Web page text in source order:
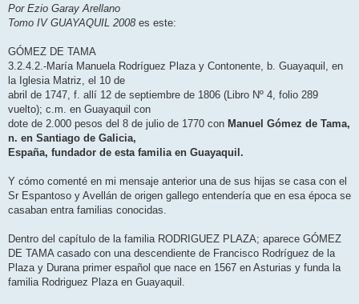
Por Ezio Garay Arellano
Tomo IV GUAYAQUIL 2008 es este:
GÓMEZ DE TAMA
3.2.4.2.-María Manuela Rodríguez Plaza y Contonente, b. Guayaquil, en
la Iglesia Matriz, el 10 de
abril de 1747, f. allí 12 de septiembre de 1806 (Libro Nº 4, folio 289
vuelto); c.m. en Guayaquil con
dote de 2.000 pesos del 8 de julio de 1770 con Manuel Gómez de Tama,
n. en Santiago de Galicia,
España, fundador de esta familia en Guayaquil.
Y cómo comenté en mi mensaje anterior una de sus hijas se casa con el
Sr Espantoso y Avellán de origen gallego entendería que en esa época se
casaban entra familias conocidas.
Dentro del capítulo de la familia RODRIGUEZ PLAZA; aparece GÓMEZ
DE TAMA casado con una descendiente de Francisco Rodríguez de la
Plaza y Durana primer español que nace en 1567 en Asturias y funda la
familia Rodriguez Plaza en Guayaquil.